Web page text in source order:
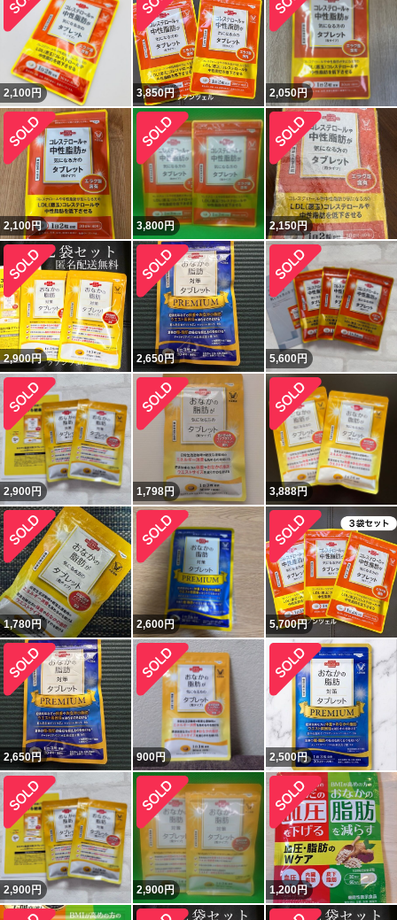
2,100円 3,850円 2,050円
2,100円 3,800円 2,150円
2,900円 2,650円 5,600円
2,900円 1,798円 3,888円
1,780円 2,600円 5,700円
2,650円 900円 2,500円
2,900円 2,900円 1,200円